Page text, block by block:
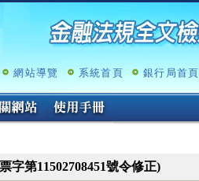
網站導覽 系統首頁 銀行局首頁
字第11502708451號令修正)